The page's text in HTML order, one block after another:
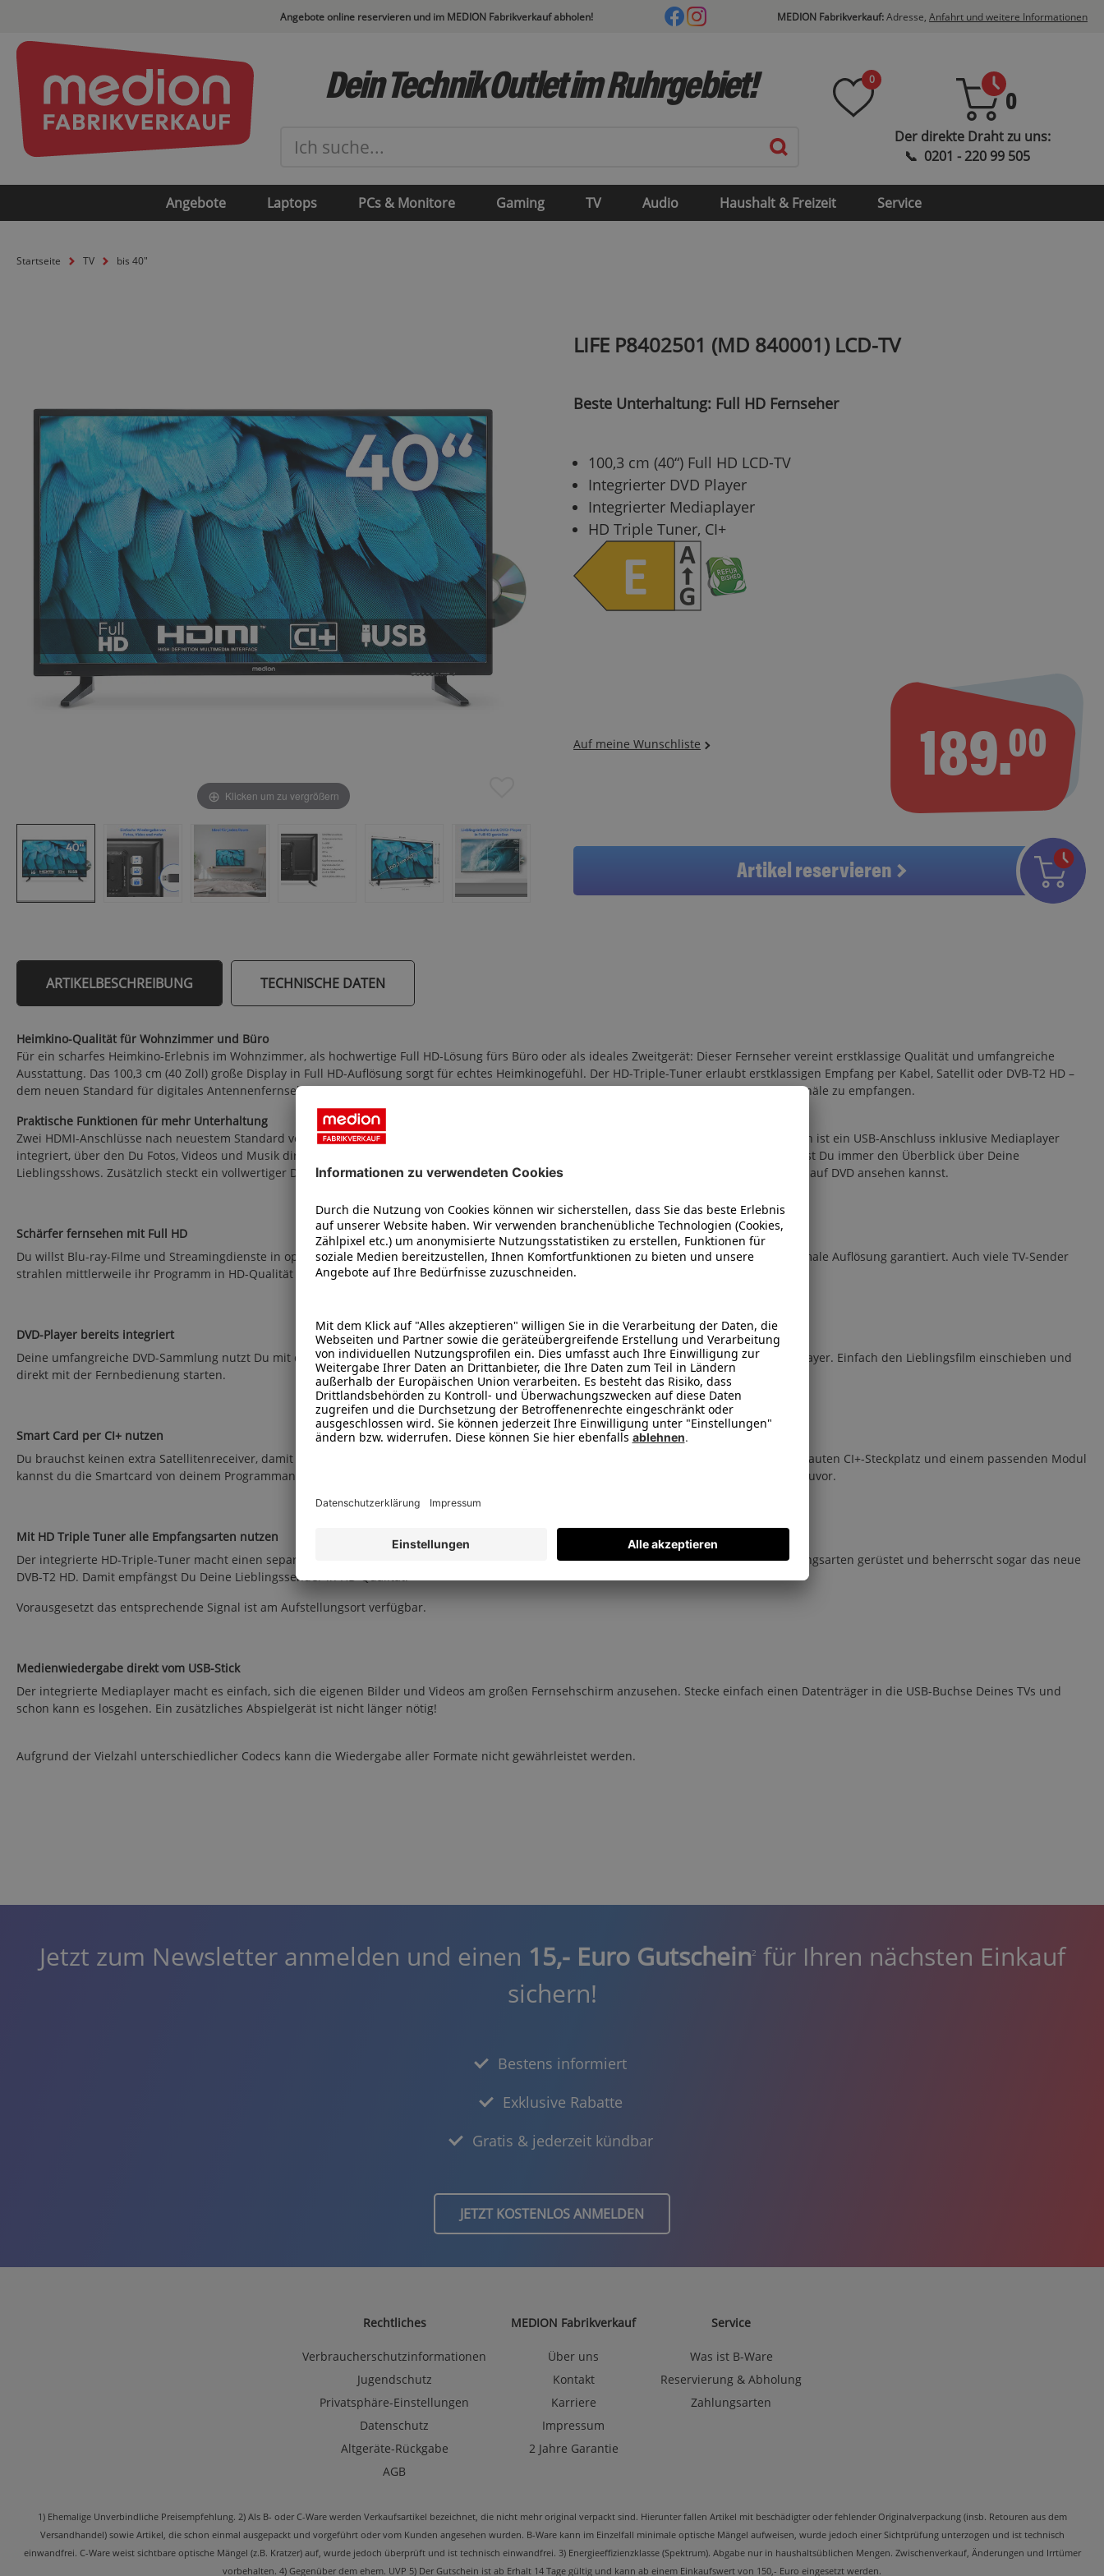
Angebote online reservieren und im MEDION Fabrikverkauf abholen! MEDION Fabrikverkauf:Adresse, Anfahrt und weitere Informationen
0
0
Dein Technik Outlet im Ruhrgebiet!
Angebote Laptops PCs & Monitore Gaming TV Audio Haushalt & Freizeit Service
Startseite TV bis 40"
Klicken um zu vergrößern
LIFE P8402501 (MD 840001) LCD-TV
Beste Unterhaltung: Full HD Fernseher
100,3 cm (40“) Full HD LCD-TV
Integrierter DVD Player
Integrierter Mediaplayer
HD Triple Tuner, CI+
189.00
Artikel reservieren
ARTIKELBESCHREIBUNG
Heimkino-Qualität für Wohnzimmer und Büro
Für ein scharfes Heimkino-Erlebnis im Wohnzimmer, als hochwertige Full HD-Lösung fürs Büro oder als ideales Zweitgerät: Dieser Fernseher vereint erstklassige Qualität und umfangreiche
Ausstattung. Das 100,3 cm (40 Zoll) große Display in Full HD-Auflösung sorgt für echtes Heimkinogefühl. Der HD-Triple-Tuner erlaubt erstklassigen Empfang per Kabel, Satellit oder DVB-T2 HD –
dem neuen Standard für digitales Antennenfernsehen. Zusätzlich bietet die CI+ Schnittstelle per Smart Card die Möglichkeit, verschlüsselte Kanäle zu empfangen.
Praktische Funktionen für mehr Unterhaltung
Zwei HDMI-Anschlüsse nach neuestem Standard verbinden Blu-ray-Player, den AV-Receiver oder die Spielkonsole mit dem Fernseher. Zusätzlich ist ein USB-Anschluss inklusive Mediaplayer
integriert, über den Du Fotos, Videos und Musik direkt am Fernseher abspielst. Mit Videotext und Elektronischem Programmführer (EPG) behältst Du immer den Überblick über Deine
Lieblingsshows. Zusätzlich steckt ein vollwertiger DVD-Player im Gehäuse des Fernsehers, sodass Du jederzeit komfortabel Deine Lieblingsfilme auf DVD ansehen kannst.
Schärfer fernsehen mit Full HD
Du willst Blu-ray-Filme und Streamingdienste in optimaler Bildqualität genießen? Dann brauchst Du einen Full HD Fernseher, der Dir eine optimale Auflösung garantiert. Auch viele TV-Sender
strahlen mittlerweile ihr Programm in HD-Qualität aus, für schärferes Fernsehen als je zuvor.
DVD-Player bereits integriert
Deine umfangreiche DVD-Sammlung nutzt Du mit diesem Fernseher so komfortabel wie nie, denn im TV-Gehäuse steckt ein vollwertiger DVD-Player. Einfach den Lieblingsfilm einschieben und
direkt mit der Fernbedienung starten.
Smart Card per CI+ nutzen
Du brauchst keinen extra Satellitenreceiver, damit dieser Fernseher verschlüsselte TV- und Radioprogramme empfangen kann. Mit dem eingebauten CI+-Steckplatz und einem passenden Modul
kannst du die Smartcard von deinem Programmanbieter direkt in den Fernseher stecken. So wird der Empfang von Pay-TV so bequem wie nie zuvor.
Mit HD Triple Tuner alle Empfangsarten nutzen
Der integrierte HD-Triple-Tuner macht einen separaten Receiver überflüssig. Ob Antenne, Kabel oder Satellit – der Fernseher ist für alle Empfangsarten gerüstet und beherrscht sogar das neue
DVB-T2 HD. Damit empfängst Du Deine Lieblingssender in HD-Qualität.
Vorausgesetzt das entsprechende Signal ist am Aufstellungsort verfügbar.
Medienwiedergabe direkt vom USB-Stick
Der integrierte Mediaplayer macht es einfach, sich die eigenen Bilder und Videos am großen Fernsehschirm anzusehen. Stecke einfach einen Datenträger in die USB-Buchse Deines TVs und
schon kann es losgehen. Ein zusätzliches Abspielgerät ist nicht länger nötig!
Aufgrund der Vielzahl unterschiedlicher Codecs kann die Wiedergabe aller Formate nicht gewährleistet werden.
TECHNISCHE DATEN
Jetzt zum Newsletter anmelden und einen 15,- Euro Gutschein2
für Ihren nächsten Einkauf
sichern!
Bestens informiert
Exklusive Rabatte
Gratis & jederzeit kündbar
JETZT KOSTENLOS ANMELDEN
Rechtliches
Verbraucherschutzinformationen
Jugendschutz
Privatsphäre-Einstellungen
Datenschutz
Altgeräte-Rückgabe
AGB
MEDION Fabrikverkauf
Über uns
Kontakt
Karriere
Impressum
2 Jahre Garantie
Service
Was ist B-Ware
Reservierung & Abholung
Zahlungsarten
1) Ehemalige Unverbindliche Preisempfehlung. 2) Als B- oder C-Ware werden Verkaufsartikel bezeichnet, die nicht mehr original verpackt sind. Hierunter fallen Artikel mit beschädigter oder fehlender Originalverpackung (insb. Retouren aus dem
Versandhandel) sowie Artikel, die schon einmal ausgepackt und vorgeführt oder vom Kunden angesehen wurden. B-Ware kann im Einzelfall minimale optische Mängel aufweisen, wurde jedoch einer Sichtprüfung unterzogen und ist technisch
einwandfrei. C-Ware weist sichtbare optische Mängel (z.B. Kratzer) auf, wurde jedoch überprüft und ist technisch einwandfrei. 3) Energieeffizienzklasse (Spektrum). Abgabe nur in haushaltsüblichen Mengen. Zwischenverkauf, Änderungen und Irrtümer
vorbehalten. 4) Gegenüber dem ehem. UVP 5) Der Gutschein ist ab Erhalt 14 Tage gültig und kann ab einem Einkaufswert von 150,- Euro eingesetzt werden.